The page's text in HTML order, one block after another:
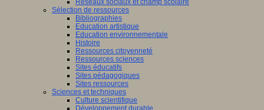
Réseaux sociaux et champ scolaire
Sélection de ressources
Bibliographies
Education artistique
Education environnementale
Histoire
Ressources citoyenneté
Ressources sciences
Sites éducatifs
Sites pédagogiques
Sites ressources
Sciences et techniques
Culture scientifique
Développement durable